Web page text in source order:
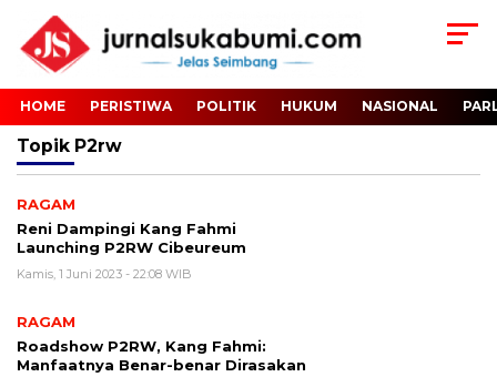
HOME PERISTIWA POLITIK HUKUM NASIONAL
Topik P2rw
RAGAM
Reni Dampingi Kang Fahmi
Launching P2RW Cibeureum
Kamis, 1 Juni 2023 - 22:08 WIB
RAGAM
Roadshow P2RW, Kang Fahmi:
Manfaatnya Benar-benar Dirasakan